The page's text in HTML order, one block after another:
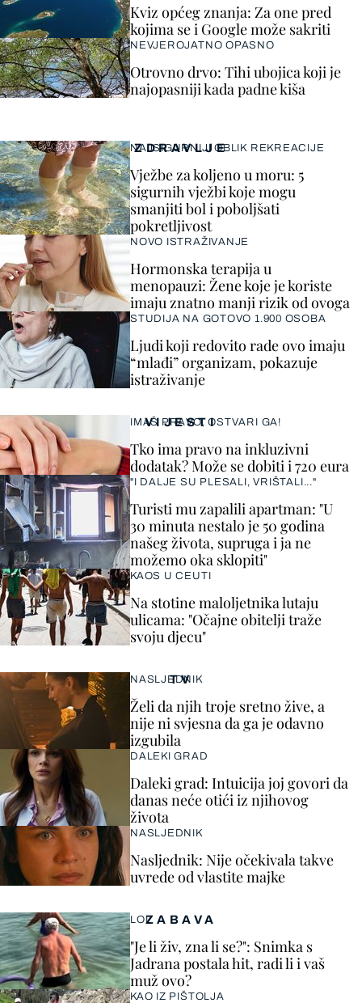
VIJESTI
IMAŠ PRAVO, OSTVARI GA!
Tko ima pravo na inkluzivni
dodatak? Može se dobiti i 720 eura
"I DALJE SU PLESALI, VRIŠTALI..."
Turisti mu zapalili apartman: "U
30 minuta nestalo je 50 godina
našeg života, supruga i ja ne
možemo oka sklopiti"
KAOS U CEUTI
Na stotine maloljetnika lutaju
ulicama: "Očajne obitelji traže
svoju djecu"
ZDRAVLJE
NAJSIGURNIJI OBLIK REKREACIJE
Vježbe za koljeno u moru: 5
sigurnih vježbi koje mogu
smanjiti bol i poboljšati
pokretljivost
NOVO ISTRAŽIVANJE
Hormonska terapija u
menopauzi: Žene koje je koriste
imaju znatno manji rizik od ovoga
STUDIJA NA GOTOVO 1.900 OSOBA
Ljudi koji redovito rade ovo imaju
“mlađi” organizam, pokazuje
istraživanje
ZABAVA
LOL
"Je li živ, zna li se?": Snimka s
Jadrana postala hit, radi li i vaš
muž ovo?
KAO IZ PIŠTOLJA
TV
NASLJEDNIK
Želi da njih troje sretno žive, a
nije ni svjesna da ga je odavno
izgubila
DALEKI GRAD
Daleki grad: Intuicija joj govori da
danas neće otići iz njihovog
života
NASLJEDNIK
Nasljednik: Nije očekivala takve
uvrede od vlastite majke
Kviz općeg znanja: Za one pred
kojima se i Google može sakriti
NEVJEROJATNO OPASNO
Otrovno drvo: Tihi ubojica koji je
najopasniji kada padne kiša